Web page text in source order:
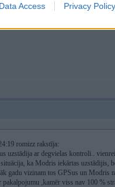
Data Access Privacy Policy
romizz rakstīja:
uzstādija ar degvielas kontroli..
situācija, ka Modris iekārtas uzstādijis,
gadu vizinam tos GPSus un Modris
pakalpojumu ,kamēr viss nav 100 %